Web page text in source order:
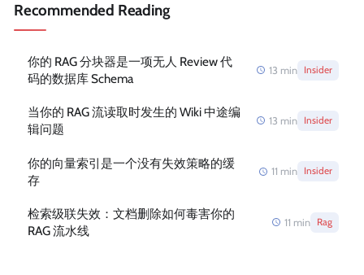
Recommended Reading
你的 RAG 分块器是一项无人 Review 代
码的数据库 Schema
13 min Insider
当你的 RAG 流读取时发生的 Wiki 中途编
辑问题
13 min Insider
你的向量索引是一个没有失效策略的缓
存
11 min Insider
检索级联失效：文档删除如何毒害你的
RAG 流水线
11 min Rag